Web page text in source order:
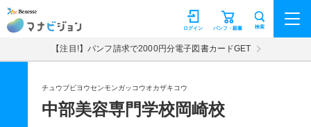
マナビジョン パンフ・願書
ログイン 検索
【注目!】パンフ請求で2000円分電子図書カードGET
チュウブビヨウセンモンガッコウオカザキコウ
中部美容専門学校岡崎校